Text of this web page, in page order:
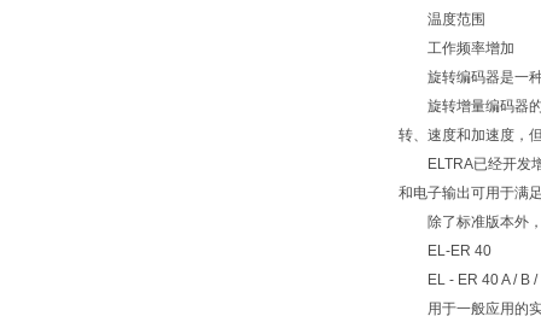
温度范围
工作频率增加
旋转编码器是一种
旋转增量编码器的
转、速度和加速度，
ELTRA已经开发增
和电子输出可用于满
除了标准版本外，
EL-ER 40
EL - ER 40 A / B /
用于一般应用的实